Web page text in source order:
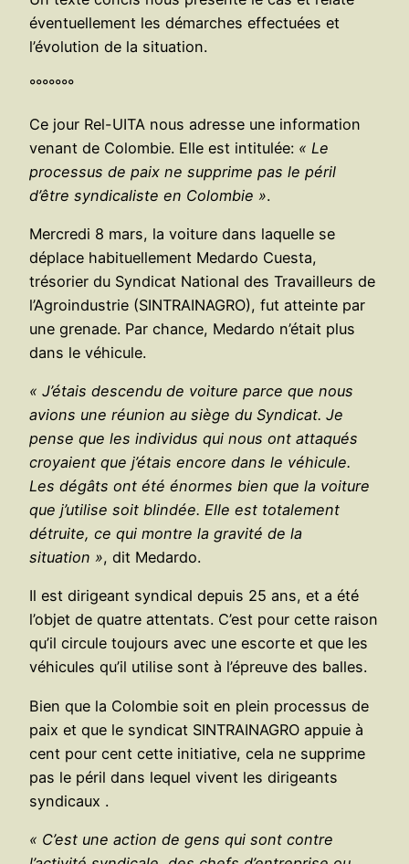
éventuellement les démarches effectuées et
l’évolution de la situation.
°°°°°°°
Ce jour Rel-UITA nous adresse une information
venant de Colombie. Elle est intitulée: « Le
processus de paix ne supprime pas le péril
d’être syndicaliste en Colombie ».
Mercredi 8 mars, la voiture dans laquelle se
déplace habituellement Medardo Cuesta,
trésorier du Syndicat National des Travailleurs de
l’Agroindustrie (SINTRAINAGRO), fut atteinte par
une grenade. Par chance, Medardo n’était plus
dans le véhicule.
« J’étais descendu de voiture parce que nous
avions une réunion au siège du Syndicat. Je
pense que les individus qui nous ont attaqués
croyaient que j’étais encore dans le véhicule.
Les dégâts ont été énormes bien que la voiture
que j’utilise soit blindée. Elle est totalement
détruite, ce qui montre la gravité de la
situation », dit Medardo.
Il est dirigeant syndical depuis 25 ans, et a été
l’objet de quatre attentats. C’est pour cette raison
qu’il circule toujours avec une escorte et que les
véhicules qu’il utilise sont à l’épreuve des balles.
Bien que la Colombie soit en plein processus de
paix et que le syndicat SINTRAINAGRO appuie à
cent pour cent cette initiative, cela ne supprime
pas le péril dans lequel vivent les dirigeants
syndicaux .
« C’est une action de gens qui sont contre